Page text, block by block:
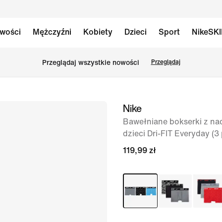
Mężczyźni Kobiety Dzieci Sport
Przeglądaj wszystkie nowości Przeglądaj
obrazNike
Bawełniane bokserki z
dzieci Dri-FIT Everyday (3
119,99 zł